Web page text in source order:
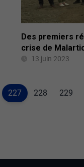
Des premiers
crise de
13 juin 2023
227 228 229